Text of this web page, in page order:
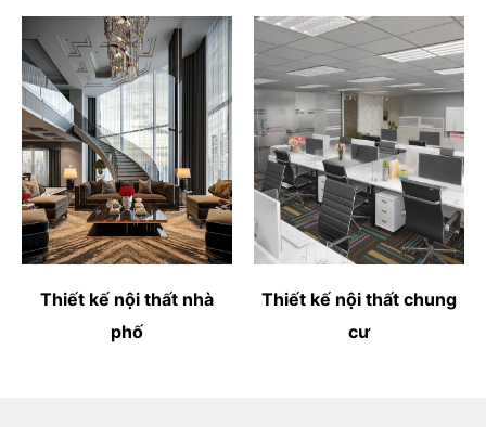
Thiết kế nội thất nhà
phố
Thiết kế nội thất chung
cư